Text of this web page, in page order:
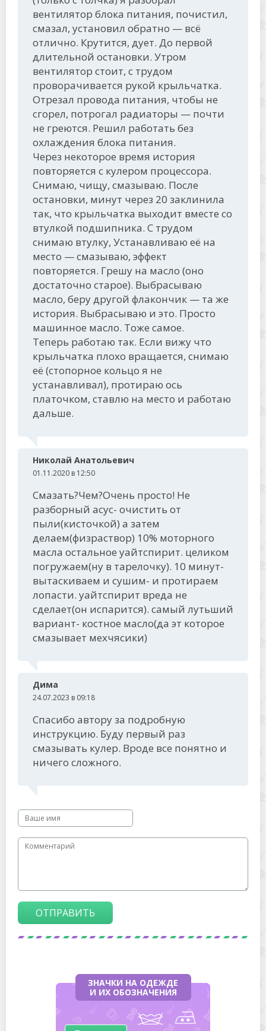
вентилятор блока питания, почистил,
смазал, установил обратно — всё
отлично. Крутится, дует. До первой
длительной остановки. Утром
вентилятор стоит, с трудом
проворачивается рукой крыльчатка.
Отрезал провода питания, чтобы не
сгорел, потрогал радиаторы — почти
не греются. Решил работать без
охлаждения блока питания.
Через некоторое время история
повторяется с кулером процессора.
Снимаю, чищу, смазываю. После
остановки, минут через 20 заклинила
так, что крыльчатка выходит вместе со
втулкой подшипника. С трудом
снимаю втулку, Устанавливаю её на
место — смазываю, эффект
повторяется. Грешу на масло (оно
достаточно старое). Выбрасываю
масло, беру другой флакончик — та же
история. Выбрасываю и это. Просто
машинное масло. Тоже самое.
Теперь работаю так. Если вижу что
крыльчатка плохо вращается, снимаю
её (стопорное кольцо я не
устанавливал), протираю ось
платочком, ставлю на место и работаю
дальше.
Николай Анатольевич
01.11.2020 в 12:50
Смазать?Чем?Очень просто! Не
разборный асус- очистить от
пыли(кисточкой) а затем
делаем(физраствор) 10% моторного
масла остальное уайтспирит. целиком
погружаем(ну в тарелочку). 10 минут-
вытаскиваем и сушим- и протираем
лопасти. уайтспирит вреда не
сделает(он испарится). самый лутьший
вариант- костное масло(да эт которое
смазывает мехчясики)
Дима
24.07.2023 в 09:18
Спасибо автору за подробную
инструкцию. Буду первый раз
смазывать кулер. Вроде все понятно и
ничего сложного.
ОТПРАВИТЬ
ЗНАЧКИ НА ОДЕЖДЕ
И ИХ ОБОЗНАЧЕНИЯ